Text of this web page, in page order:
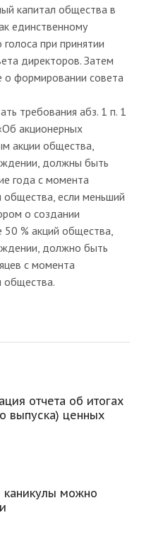
капитал общества в
единственному
при принятии
директоров. Затем
формировании совета
требования абз. 1 п. 1
акционерных
акции общества,
должны быть
года с момента
общества, если меньший
о создании
% акций общества,
должно быть
с момента
общества.
отчета об итогах
выпуска) ценных
можно